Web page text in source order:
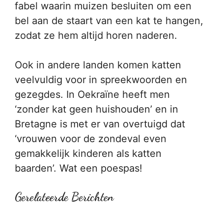
fabel waarin muizen besluiten om een
bel aan de staart van een kat te hangen,
zodat ze hem altijd horen naderen.
Ook in andere landen komen katten
veelvuldig voor in spreekwoorden en
gezegdes. In Oekraïne heeft men
‘zonder kat geen huishouden’ en in
Bretagne is met er van overtuigd dat
‘vrouwen voor de zondeval even
gemakkelijk kinderen als katten
baarden’. Wat een poespas!
Gerelateerde Berichten